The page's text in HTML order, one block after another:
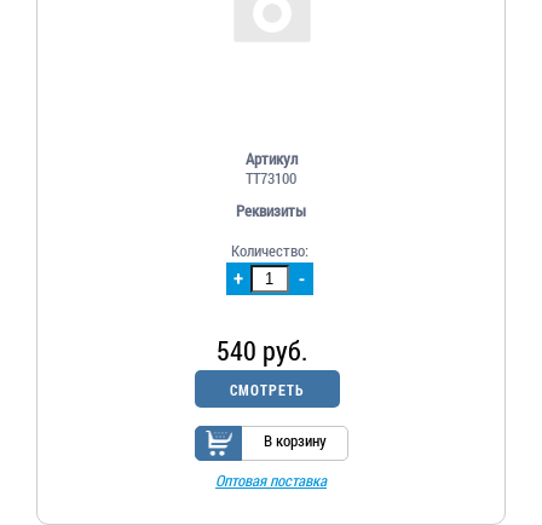
Артикул
TT73100
Реквизиты
+ -
Количество:
540 руб.
СМОТРЕТЬ
В корзину
Оптовая поставка